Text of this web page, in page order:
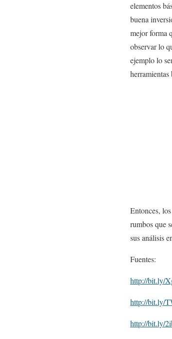
elementos
buena
mejor forma
observar lo
ejemplo lo
herramientas
Entonces,
rumbos que
sus análisis
Fuentes:
http://bit.ly/
http://bit.ly/
http://bit.ly/